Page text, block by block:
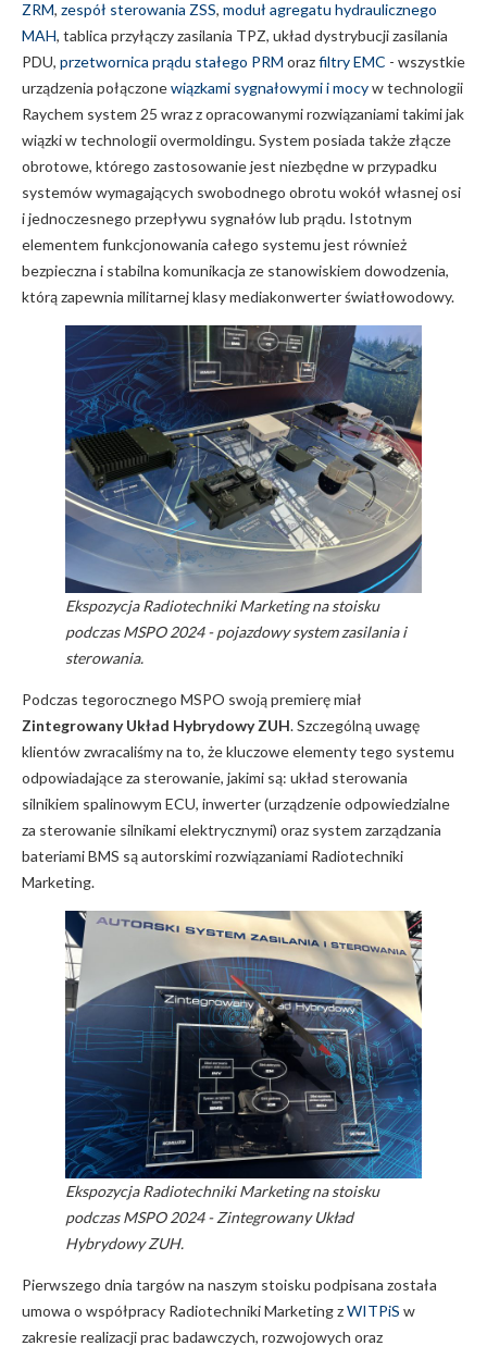
ZRM, zespół sterowania ZSS, moduł agregatu hydraulicznego
MAH, tablica przyłączy zasilania TPZ, układ dystrybucji zasilania
PDU, przetwornica prądu stałego PRM orazfiltry EMC - wszystkie
urządzenia połączonewiązkami sygnałowymi i mocyw technologii
Raychem system 25 wraz z opracowanymi rozwiązaniami takimi jak
wiązki w technologii overmoldingu. System posiada także złącze
obrotowe, którego zastosowanie jest niezbędne w przypadku
systemów wymagających swobodnego obrotu wokół własnej osi
i jednoczesnego przepływu sygnałów lub prądu. Istotnym
elementem funkcjonowania całego systemu jest również
bezpieczna i stabilna komunikacja ze stanowiskiem dowodzenia,
którą zapewnia militarnej klasy mediakonwerter światłowodowy.
Ekspozycja Radiotechniki Marketing na stoisku
podczas MSPO 2024 - pojazdowy system zasilania i
sterowania.
Podczas tegorocznego MSPO swoją premierę miał
Zintegrowany Układ Hybrydowy ZUH. Szczególną uwagę
klientów zwracaliśmy na to, że kluczowe elementy tego systemu
odpowiadające za sterowanie, jakimi są: układ sterowania
silnikiem spalinowym ECU, inwerter (urządzenie odpowiedzialne
za sterowanie silnikami elektrycznymi) oraz system zarządzania
bateriami BMS są autorskimi rozwiązaniami Radiotechniki
Marketing.
Ekspozycja Radiotechniki Marketing na stoisku
podczas MSPO 2024 - Zintegrowany Układ
Hybrydowy ZUH.
Pierwszego dnia targów na naszym stoisku podpisana została
umowa o współpracy Radiotechniki Marketing zWITPiS w
zakresie realizacji prac badawczych, rozwojowych oraz